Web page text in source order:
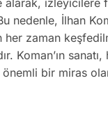
nedenle, İlhan
her zaman
Koman’ın
bir miras